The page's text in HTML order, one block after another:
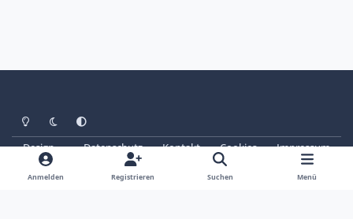
Heller ModusDunkler Modus
Systemeinstellung
Design Datenschutz Kontakt Cookies
Impressum
© Copyright 2025 - SAABoteure e. V.
Powered by Invision Community
Anmelden Registrieren Suchen Menü